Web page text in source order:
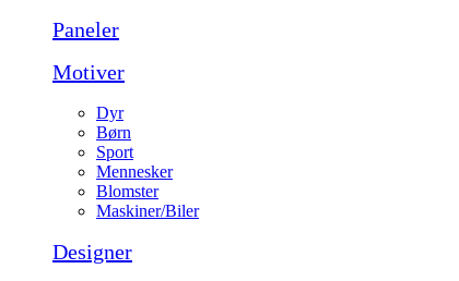
Paneler
Motiver
Dyr
Børn
Sport
Mennesker
Blomster
Maskiner/Biler
Designer